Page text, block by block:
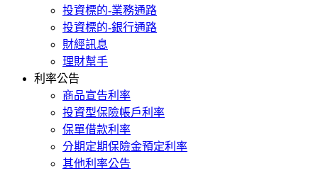
投資標的-業務通路
投資標的-銀行通路
財經訊息
理財幫手
利率公告
商品宣告利率
投資型保險帳戶利率
保單借款利率
分期定期保險金預定利率
其他利率公告